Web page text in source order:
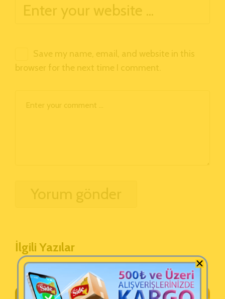
Save my name, email, and website in this
browser for the next time I comment.
İlgili Yazılar